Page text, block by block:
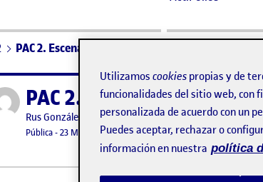
PAC 2. Escenario y User Journey
por
PAC 2. Escenario y User
Publicado por
Rus González López
Visibilidad:
Pública-Fecha de publicación
23 Mar 20225 abril, 2022 11:02 pm
-comentarioen PAC 2. Escenario y User
Utilizamos cookies propias y de
funcionalidades del sitio web, con
personalizada de acuerdo con un
Puedes aceptar, rechazar o
información en nuestra política